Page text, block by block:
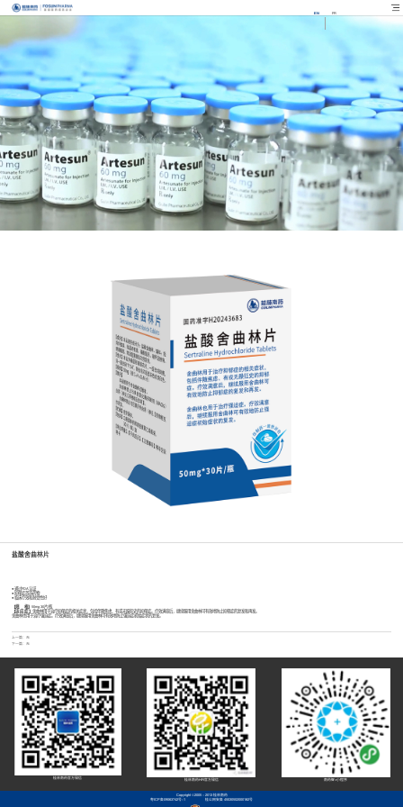
EN FR
盐酸舍曲林片
● 通过FDA认证
● 抑郁症首选药物
● 临床疗效和耐受性好
【规 格】
50mg 30片/瓶
【适 应 症 】舍曲林用于治疗抑郁症的相关症状，包括伴随焦虑、有或无躁狂史的抑郁症。疗效满意后，继续服用舍曲林可有效地防止抑郁症的复发和再发。
舍曲林也用于治疗强迫症。疗效满意后，继续服用舍曲林可有效地防止强迫症初始症状的复发。
上一篇：无
下一篇：无
桂林南药官方微信
桂林南药HR官方微信 南药智+小程序
Copyright ©2005 - 2013 桂林南药
粤ICP备09063742号-1
桂公网安备 45030502000182号